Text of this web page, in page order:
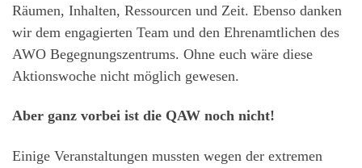
Räumen, Inhalten, Ressourcen und Zeit. Ebenso danken
wir dem engagierten Team und den Ehrenamtlichen des
AWO Begegnungszentrums. Ohne euch wäre diese
Aktionswoche nicht möglich gewesen.
Aber ganz vorbei ist die QAW noch nicht!
Einige Veranstaltungen mussten wegen der extremen